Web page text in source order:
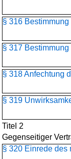
§ 316
§ 317
§ 318 Anfechtung
§ 319
Titel 2
Gegenseitiger
§ 320 Einrede des